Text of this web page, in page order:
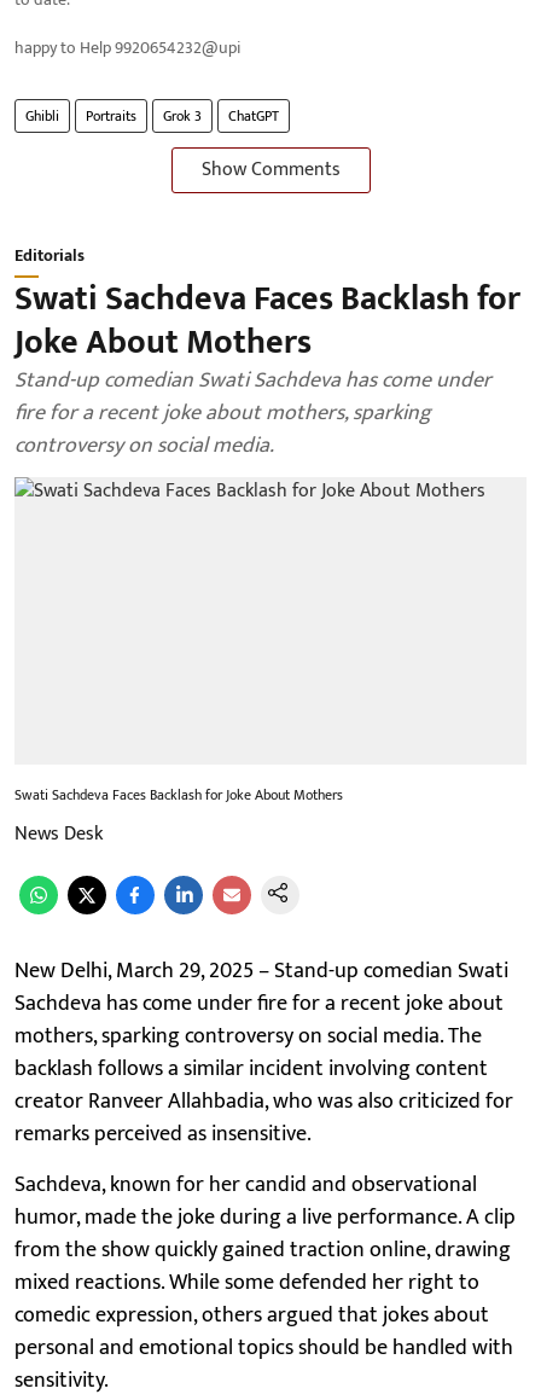
happy to Help 9920654232@upi
Ghibli Portraits Grok 3 ChatGPT
Show Comments
Editorials
Swati Sachdeva Faces Backlash for
Joke About Mothers
Stand-up comedian Swati Sachdeva has come under
fire for a recent joke about mothers, sparking
controversy on social media.
Swati Sachdeva Faces Backlash for Joke About Mothers
News Desk
New Delhi, March 29, 2025 – Stand-up comedian Swati
Sachdeva has come under fire for a recent joke about
mothers, sparking controversy on social media. The
backlash follows a similar incident involving content
creator Ranveer Allahbadia, who was also criticized for
remarks perceived as insensitive.
Sachdeva, known for her candid and observational
humor, made the joke during a live performance. A clip
from the show quickly gained traction online, drawing
mixed reactions. While some defended her right to
comedic expression, others argued that jokes about
personal and emotional topics should be handled with
sensitivity.